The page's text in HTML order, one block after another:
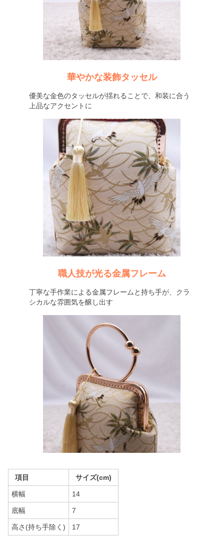
華やかな装飾タッセル
優美な金色のタッセルが揺れることで、和装に合う
上品なアクセントに
職人技が光る金属フレーム
丁寧な手作業による金属フレームと持ち手が、クラ
シカルな雰囲気を醸し出す
項目 サイズ(cm)
横幅 14
底幅 7
高さ(持ち手除く) 17